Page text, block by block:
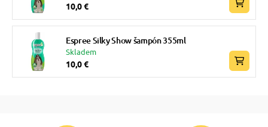
10,0 €
Espree Silky Show šampón 355ml
Skladem
10,0 €